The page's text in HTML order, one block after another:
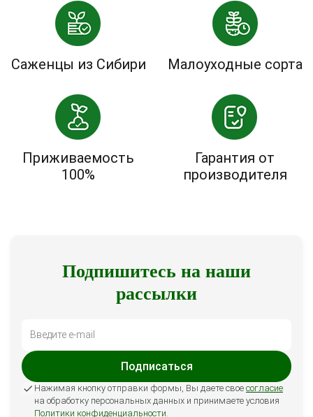
Саженцы из Сибири Малоуходные сорта
Приживаемость
100%
Гарантия от
производителя
Подпишитесь на наши
рассылки
Подписаться
Нажимая кнопку отправки формы, Вы даете свое согласие
на обработку персональных данных и принимаете условия
Политики конфиденциальности.